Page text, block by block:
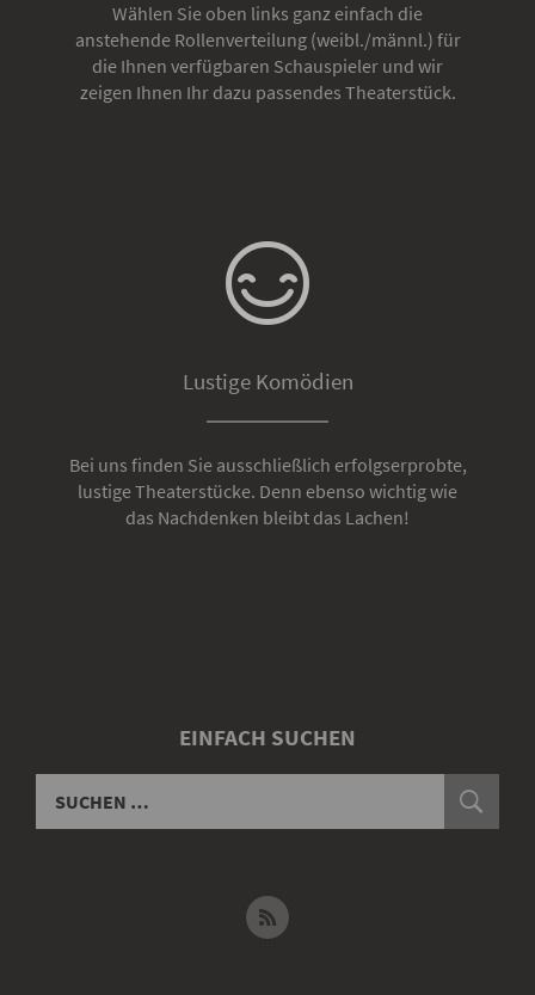
Wählen Sie oben links ganz einfach die
anstehende Rollenverteilung (weibl./männl.) für
die Ihnen verfügbaren Schauspieler und wir
zeigen Ihnen Ihr dazu passendes Theaterstück.
Lustige Komödien
Bei uns finden Sie ausschließlich erfolgserprobte,
lustige Theaterstücke. Denn ebenso wichtig wie
das Nachdenken bleibt das Lachen!
EINFACH SUCHEN